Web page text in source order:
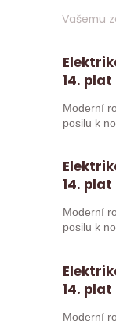
Vašemu
14. plat
Moderní
posilu k
14. plat
Moderní
posilu k
14. plat
Moderní